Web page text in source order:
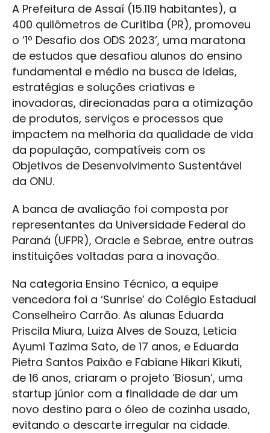
A Prefeitura de Assaí (15.119 habitantes), a
400 quilômetros de Curitiba (PR), promoveu
o ‘1º Desafio dos ODS 2023’, uma maratona
de estudos que desafiou alunos do ensino
fundamental e médio na busca de ideias,
estratégias e soluções criativas e
inovadoras, direcionadas para a otimização
de produtos, serviços e processos que
impactem na melhoria da qualidade de vida
da população, compatíveis com os
Objetivos de Desenvolvimento Sustentável
da ONU.
A banca de avaliação foi composta por
representantes da Universidade Federal do
Paraná (UFPR), Oracle e Sebrae, entre outras
instituições voltadas para a inovação.
Na categoria Ensino Técnico, a equipe
vencedora foi a ‘Sunrise’ do Colégio Estadual
Conselheiro Carrão. As alunas Eduarda
Priscila Miura, Luiza Alves de Souza, Leticia
Ayumi Tazima Sato, de 17 anos, e Eduarda
Pietra Santos Paixão e Fabiane Hikari Kikuti,
de 16 anos, criaram o projeto ‘Biosun’, uma
startup júnior com a finalidade de dar um
novo destino para o óleo de cozinha usado,
evitando o descarte irregular na cidade.